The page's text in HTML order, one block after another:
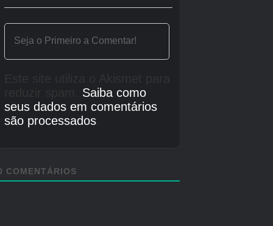
T para adolescente devido a sangue, humor
bruto, experiência de jogo pode mudar durante
Motor Unreal 5
Multiplayer online